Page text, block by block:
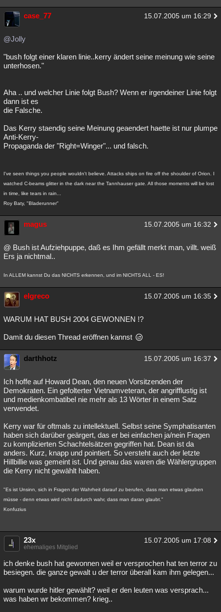
case_77 15.07.2005 um 16:29
@Jolly
"bush folgt einer klaren linie..kerry ändert seine meinung wie seine
unterhosen."
Aha .. und welcher Linie folgt Bush? Wenn er irgendeiner Linie folgt
dann ist es
die Falsche.
Das Kerry staendig seine Meinung geaendert haette ist nur plumpe
Anti-Kerry-
Propaganda der "Right=Winger"... und falsch.
I've seen things you people wouldn't believe. Attacks ships on fire off the shoulder of Orion. I
watched C-beams glitter in the dark near the Tannhauser gate. All those moments will be lost
in time, like tears in rain...
Roy Baty, "Bladerunner"
magus 15.07.2005 um 16:32
@ Bush ist Aufziehpuppe, daß es Ihm gefällt merkt man, villt. weiß
Ers ja nichtmal..
In ALLEM kannst Du das NICHTS erkennen, und im NICHTS ALL - ES!
elgreco 15.07.2005 um 16:35
WARUM HAT BUSH 2004 GEWONNEN !?
Damit du diesen Thread eröffnen kannst
darthhotz 15.07.2005 um 16:37
Ich hoffe auf Howard Dean, den neuen Vorsitzenden der
Demokraten. Ein gefolterter Vietnamveteran, der angrifflustig ist
und medienkombatibel nie mehr als 13 Wörter in einem Satz
verwendet.
Kerry war für oftmals zu intellektuell. Selbst seine Symphatisanten
haben sich darüber geärgert, das er bei einfachen ja/nein Fragen
zu komplizierten Schachtelsätzen gegriffen hat. Dean ist da
anders. Kurz, knapp und pointiert. So versteht auch der letzte
Hillbillie was gemeint ist. Und genau das waren die Wählergruppen
die Kerry nicht gewählt haben.
"Es ist Unsinn, sich in Fragen der Wahrheit darauf zu berufen, dass man etwas glauben
müsse - denn etwas wird nicht dadurch wahr, dass man daran glaubt."
Konfuzius
23x 15.07.2005 um 17:08
ehemaliges Mitglied
ich denke bush hat gewonnen weil er versprochen hat ten terror zu
besiegen. die ganze gewalt u der terror überall kam ihm gelegen...
warum wurde hitler gewählt? weil er den leuten was versprach...
was haben wr bekommen? krieg..